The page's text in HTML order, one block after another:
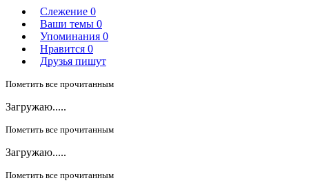
Слежение 0
Ваши темы 0
Упоминания 0
Нравится 0
Друзья пишут
Пометить все прочитанным
Загружаю.....
Пометить все прочитанным
Загружаю.....
Пометить все прочитанным